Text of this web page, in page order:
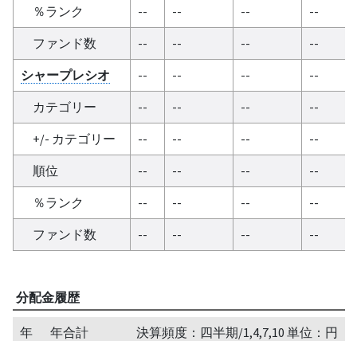
％ランク -- -- --
--
ファンド数
-- -- --
--
シャープレシオ
-- -- --
--
カテゴリー
-- -- --
--
+/- カテゴリー
-- -- --
--
順位
-- -- --
--
％ランク
-- -- --
--
ファンド数
-- -- -- --
分配金履歴
年 年合計 決算頻度：四半期/1,4,7,10 単位：円